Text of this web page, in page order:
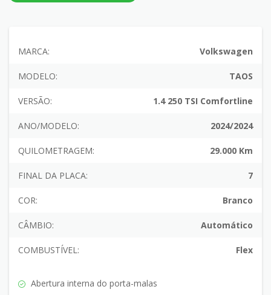
MARCA: Volkswagen
MODELO: TAOS
VERSÃO: 1.4 250 TSI Comfortline
ANO/MODELO: 2024/2024
QUILOMETRAGEM: 29.000 Km
FINAL DA PLACA: 7
COR: Branco
CÂMBIO: Automático
COMBUSTÍVEL: Flex
Abertura interna do porta-malas